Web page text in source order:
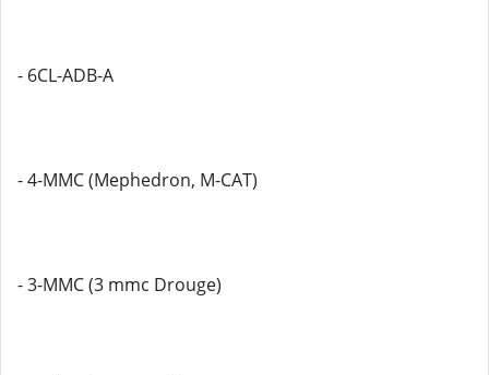
- 6CL-ADB-A
- 4-MMC (Mephedron, M-CAT)
- 3-MMC (3 mmc Drouge)